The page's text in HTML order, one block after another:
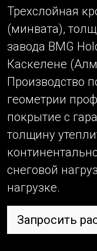
Трехслойная
(минвата),
завода BMG
Каскелене
Производство
геометрии
покрытие с
толщину
снеговой
нагрузке.
Запросить